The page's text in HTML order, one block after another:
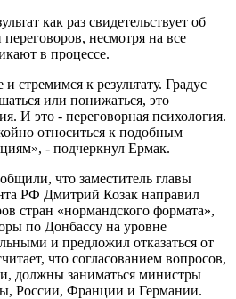
как раз свидетельствует об
несмотря на все
в процессе.
стремимся к результату. Градус
или понижаться, это
И это - переговорная психология.
относиться к подобным
- подчеркнул Ермак.
что заместитель главы
РФ Дмитрий Козак направил
стран «нормандского формата»,
по Донбассу на уровне
и предложил отказаться от
что согласованием вопросов,
должны заниматься министры
России, Франции и Германии.